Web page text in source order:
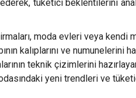
tüketici beklentilerini
moda evleri veya kendi
kalıplarını ve numunelerini
teknik çizimlerini
yeni trendleri ve